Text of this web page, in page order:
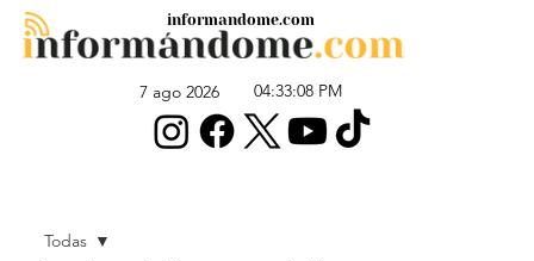
7 ago 2026 04:33:08 PM
informandome.com
Todas